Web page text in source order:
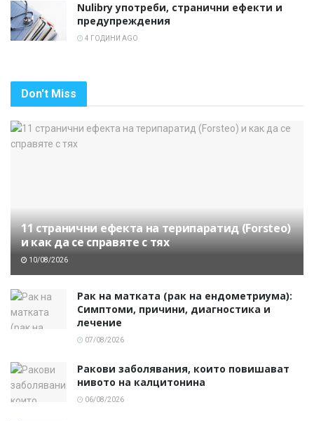
Nulibry употреби, странични ефекти и
предупреждения
4 ГОДИНИ AGO
Don't Miss
11 странични ефекта на терипаратид (Forsteo)
и как да се справяте с тях
10/08/2026
Рак на матката (рак на ендометриума):
Симптоми, причини, диагностика и
лечение
07/08/2026
Ракови заболявания, които повишават
нивото на калцитонина
06/08/2026